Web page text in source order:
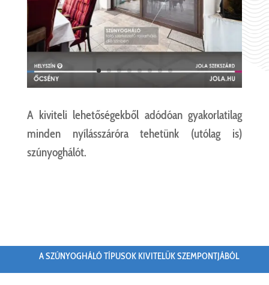
A kiviteli lehetőségekből adódóan gyakorlatilag
minden nyílásszáróra tehetünk (utólag is)
szúnyoghálót.
A SZÚNYOGHÁLÓ TÍPUSOK KIVITELÜK SZEMPONTJÁBÓL